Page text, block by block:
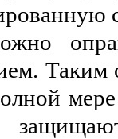
мере